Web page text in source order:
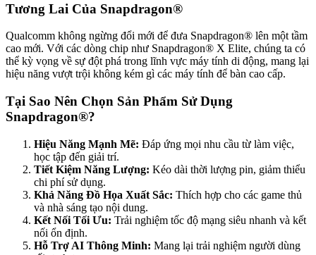
Tương Lai Của Snapdragon®
Qualcomm không ngừng đổi mới để đưa Snapdragon® lên một tầm
cao mới. Với các dòng chip như Snapdragon® X Elite, chúng ta có
thể kỳ vọng về sự đột phá trong lĩnh vực máy tính di động, mang lại
hiệu năng vượt trội không kém gì các máy tính để bàn cao cấp.
Tại Sao Nên Chọn Sản Phẩm Sử Dụng
Snapdragon®?
Hiệu Năng Mạnh Mẽ: Đáp ứng mọi nhu cầu từ làm việc,
học tập đến giải trí.
Tiết Kiệm Năng Lượng: Kéo dài thời lượng pin, giảm thiểu
chi phí sử dụng.
Khả Năng Đồ Họa Xuất Sắc: Thích hợp cho các game thủ
và nhà sáng tạo nội dung.
Kết Nối Tối Ưu: Trải nghiệm tốc độ mạng siêu nhanh và kết
nối ổn định.
Hỗ Trợ AI Thông Minh: Mang lại trải nghiệm người dùng